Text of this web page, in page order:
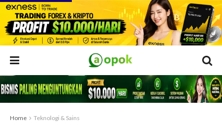
Home Teknologi & Sains